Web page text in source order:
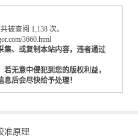
被查阅 1,138 次。
3660.html
集、或复制本站内容，违者通过
无意中侵犯到您的版权利益，
后会尽快给予处理！
准原理